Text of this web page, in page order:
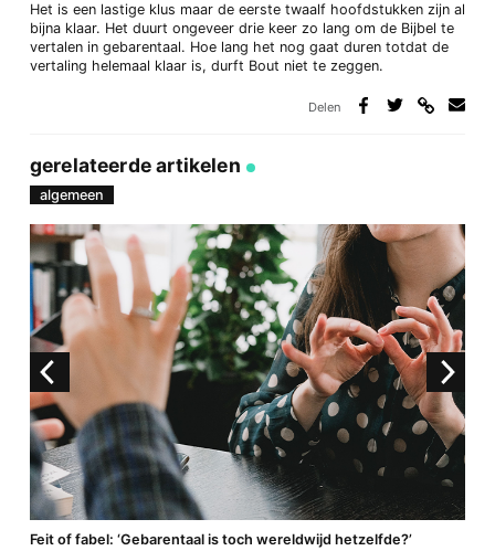
Het is een lastige klus maar de eerste twaalf hoofdstukken zijn al
bijna klaar. Het duurt ongeveer drie keer zo lang om de Bijbel te
vertalen in gebarentaal. Hoe lang het nog gaat duren totdat de
vertaling helemaal klaar is, durft Bout niet te zeggen.
Delen
gerelateerde artikelen
algemeen
Feit of fabel: ‘Gebarentaal is toch wereldwijd hetzelfde?’